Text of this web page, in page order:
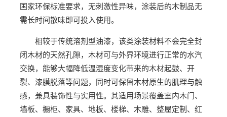
国家环保标准要求，无刺激性异味，涂装后的木制品无
需长时间散味即可投入使用。
相较于传统溶剂型油漆，该类涂装材料不会完全封
闭木材的天然孔隙，木材可与外界环境进行正常的水汽
交换，能够大幅降低温湿度变化带来的木材起鼓、开
裂、漆膜脱落等问题，同时可保留木材原生的肌理与触
感，兼具装饰性与实用性。其适用场景覆盖室内木门、
墙板、橱柜、家具、地板、楼梯、木雕、整屋定制、红